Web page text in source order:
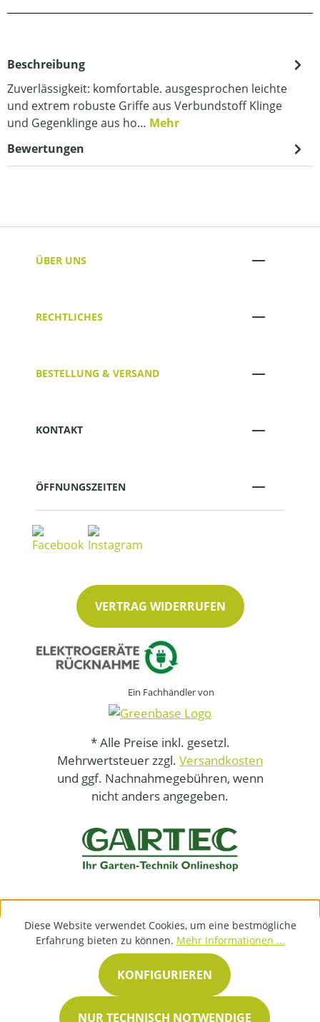
Beschreibung
Zuverlässigkeit: komfortable. ausgesprochen leichte
und extrem robuste Griffe aus Verbundstoff Klinge
und Gegenklinge aus ho… Mehr
Bewertungen
ÜBER UNS
RECHTLICHES
BESTELLUNG & VERSAND
KONTAKT
ÖFFNUNGSZEITEN
VERTRAG WIDERRUFEN
Ein Fachhändler von
* Alle Preise inkl. gesetzl.
Mehrwertsteuer zzgl. Versandkosten
und ggf. Nachnahmegebühren, wenn
nicht anders angegeben.
Diese Website verwendet Cookies, um eine bestmögliche
Erfahrung bieten zu können. Mehr Informationen ...
NUR TECHNISCH NOTWENDIGE
KONFIGURIEREN